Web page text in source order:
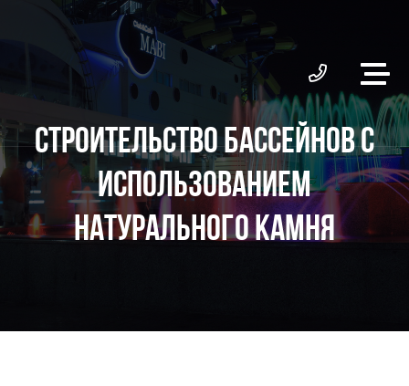
СТРОИТЕЛЬСТВО БАССЕЙНОВ С
ИСПОЛЬЗОВАНИЕМ
НАТУРАЛЬНОГО КАМНЯ